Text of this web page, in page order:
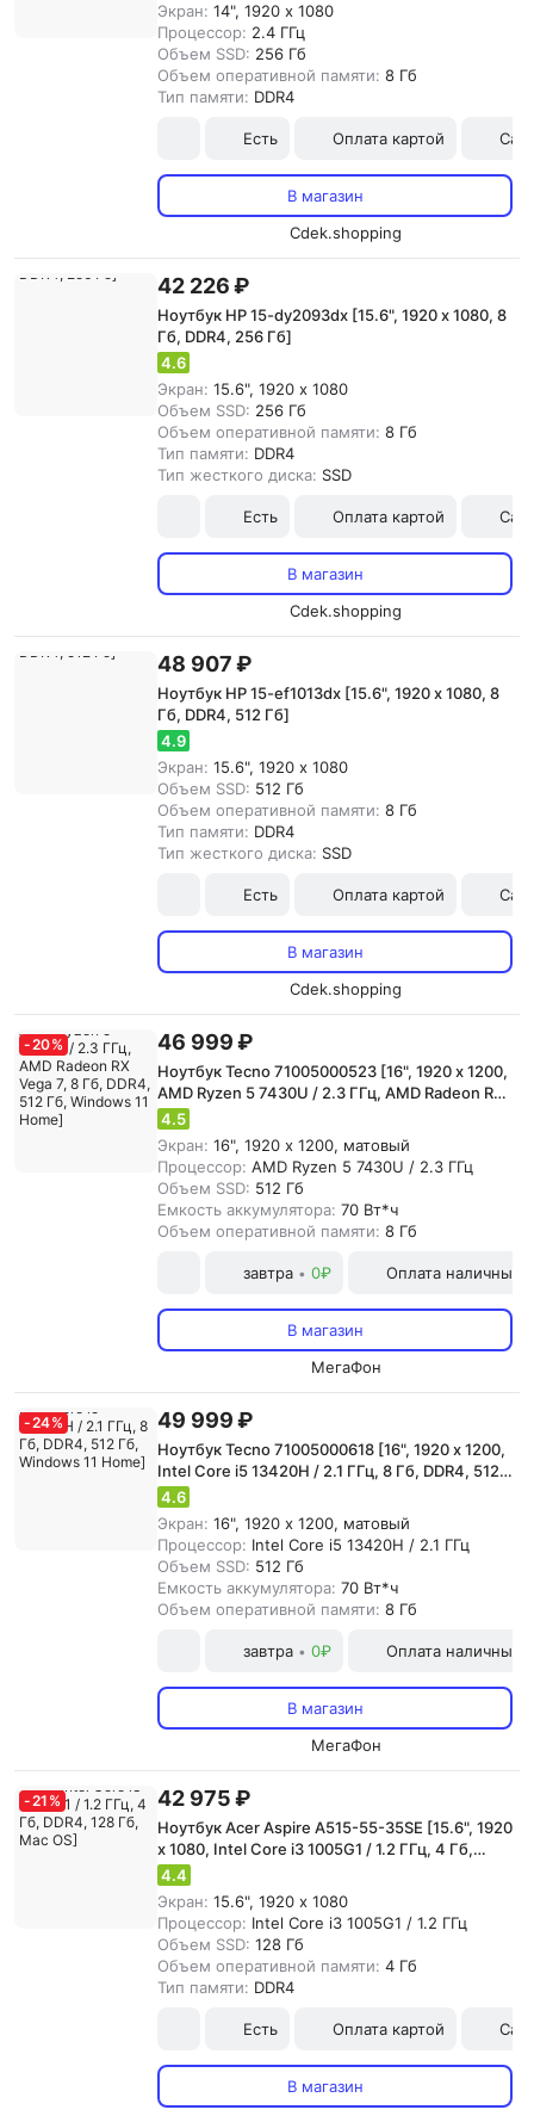
Экран: 14", 1920 x 1080
Процессор: 2.4 ГГц
Объем SSD: 256 Гб
Объем оперативной памяти: 8 Гб
Тип памяти: DDR4
Есть Оплата картой
В магазин
Cdek.shopping
42 226 ₽
Ноутбук HP 15-dy2093dx [15.6", 1920 x 1080, 8
Гб, DDR4, 256 Гб]
4.6
Экран: 15.6", 1920 x 1080
Объем SSD: 256 Гб
Объем оперативной памяти: 8 Гб
Тип памяти: DDR4
Тип жесткого диска: SSD
Есть Оплата картой
В магазин
Cdek.shopping
48 907 ₽
Ноутбук HP 15-ef1013dx [15.6", 1920 x 1080, 8
Гб, DDR4, 512 Гб]
4.9
Экран: 15.6", 1920 x 1080
Объем SSD: 512 Гб
Объем оперативной памяти: 8 Гб
Тип памяти: DDR4
Тип жесткого диска: SSD
Есть Оплата картой
В магазин
Cdek.shopping
-20% 46 999 ₽
Ноутбук Tecno 71005000523 [16", 1920 x 1200,
AMD Ryzen 5 7430U / 2.3 ГГц, AMD Radeon RX
Vega 7, 8 Гб, DDR4, 512 Гб, Windows 11 Home]
4.5
Экран: 16", 1920 x 1200, матовый
Процессор: AMD Ryzen 5 7430U / 2.3 ГГц
Объем SSD: 512 Гб
Емкость аккумулятора: 70 Вт*ч
Объем оперативной памяти: 8 Гб
завтра • 0₽ Оплата наличными
В магазин
МегаФон
-24% 49 999 ₽
Ноутбук Tecno 71005000618 [16", 1920 x 1200,
Intel Core i5 13420H / 2.1 ГГц, 8 Гб, DDR4, 512
Гб, Windows 11 Home]
4.6
Экран: 16", 1920 x 1200, матовый
Процессор: Intel Core i5 13420H / 2.1 ГГц
Объем SSD: 512 Гб
Емкость аккумулятора: 70 Вт*ч
Объем оперативной памяти: 8 Гб
завтра • 0₽ Оплата наличными
В магазин
МегаФон
-21 % 42 975 ₽
Ноутбук Acer Aspire A515-55-35SE [15.6", 1920
x 1080, Intel Core i3 1005G1 / 1.2 ГГц, 4 Гб,
DDR4, 128 Гб, Mac OS]
4.4
Экран: 15.6", 1920 x 1080
Процессор: Intel Core i3 1005G1 / 1.2 ГГц
Объем SSD: 128 Гб
Объем оперативной памяти: 4 Гб
Тип памяти: DDR4
Есть Оплата картой
В магазин